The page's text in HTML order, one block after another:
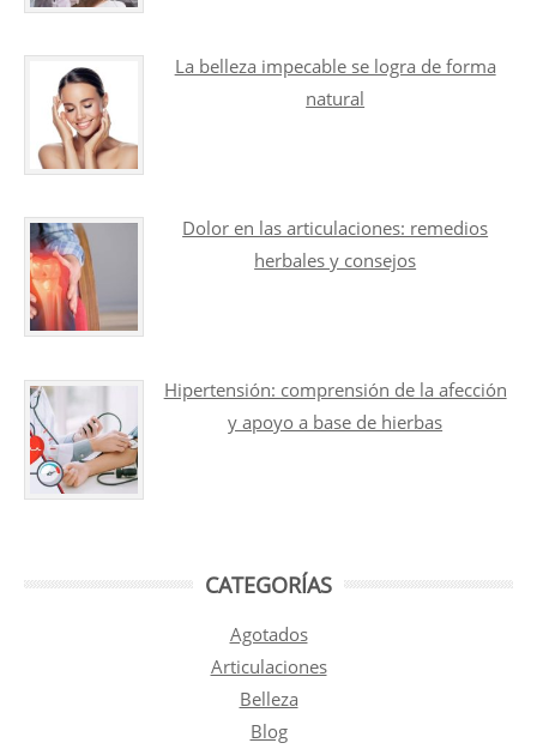
La belleza impecable se logra de forma
natural
Dolor en las articulaciones: remedios
herbales y consejos
Hipertensión: comprensión de la afección
y apoyo a base de hierbas
CATEGORÍAS
Agotados
Articulaciones
Belleza
Blog